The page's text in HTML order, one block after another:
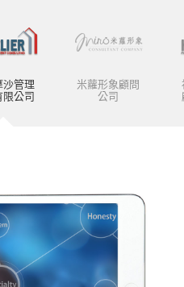
管理
公司
米蘿形象顧問
公司